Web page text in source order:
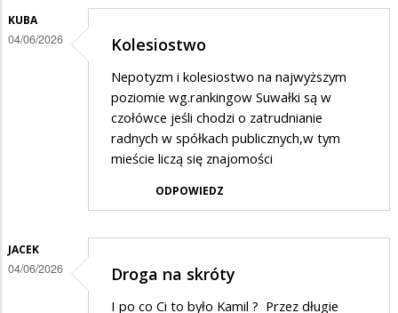
KUBA
04/06/2026 Kolesiostwo
Nepotyzm i kolesiostwo na najwyższym
poziomie wg.rankingow Suwałki są w
czołówce jeśli chodzi o zatrudnianie
radnych w spółkach publicznych,w tym
mieście liczą się znajomości
ODPOWIEDZ
JACEK
04/06/2026 Droga na skróty
I po co Ci to było Kamil ? Przez długie